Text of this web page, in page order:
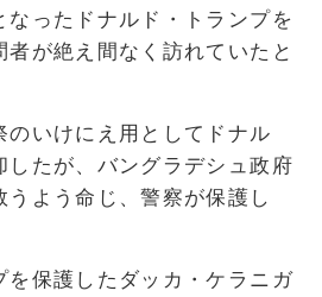
なったドナルド・トランプを
が絶え間なく訪れていたと
のいけにえ用としてドナル
したが、バングラデシュ政府
うよう命じ、警察が保護し
を保護したダッカ・ケラニガ